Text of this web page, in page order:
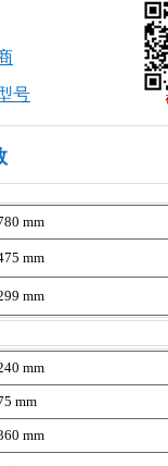
号
mm
mm
mm
mm
mm
mm